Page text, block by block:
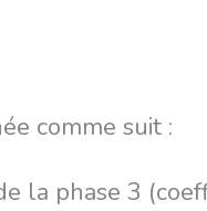
comme suit :
la phase 3